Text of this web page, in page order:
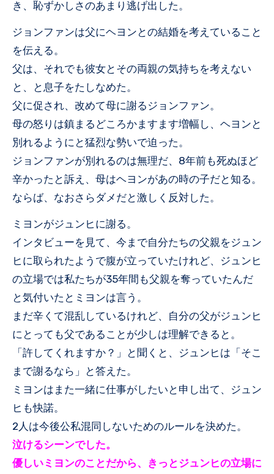
き、恥ずかしさのあまり逃げ出した。
ジョンファンは父にヘヨンとの結婚を考えていること
を伝える。
父は、それでも彼女とその両親の気持ちを考えない
と、と息子をたしなめた。
父に促され、改めて母に謝るジョンファン。
母の怒りは鎮まるどころかますます増幅し、ヘヨンと
別れるようにと猛烈な勢いで迫った。
ジョンファンが別れるのは無理だ、8年前も死ぬほど
辛かったと訴え、母はヘヨンがあの時の子だと知る。
ならば、なおさらダメだと激しく反対した。
ミヨンがジュンヒに謝る。
インタビューを見て、今まで自分たちの父親をジュン
ヒに取られたようで腹が立っていたけれど、ジュンヒ
の立場では私たちが35年間も父親を奪っていたんだ
と気付いたとミヨンは言う。
まだ辛くて混乱しているけれど、自分の父がジュンヒ
にとっても父であることが少しは理解できると。
「許してくれますか？」と聞くと、ジュンヒは「そこ
まで謝るなら」と答えた。
ミヨンはまた一緒に仕事がしたいと申し出て、ジュン
ヒも快諾。
2人は今後公私混同しないためのルールを決めた。
泣けるシーンでした。
優しいミヨンのことだから、きっとジュンヒの立場に